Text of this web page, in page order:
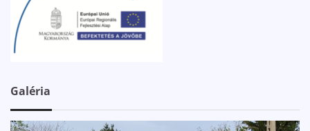
Galéria